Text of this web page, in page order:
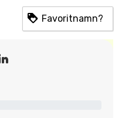
Favoritnamn?